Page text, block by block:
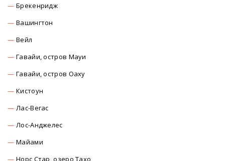
Брекенридж
Вашингтон
Вейл
Гавайи, остров Мауи
Гавайи, остров Оаху
Кистоун
Лас-Вегас
Лос-Анджелес
Майами
Норс Стар, озеро Тахо